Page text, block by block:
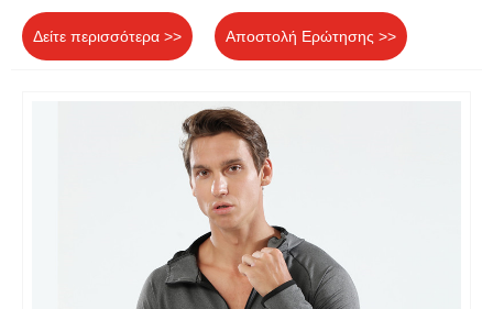
Δείτε περισσότερα >> Αποστολή Ερώτησης >>